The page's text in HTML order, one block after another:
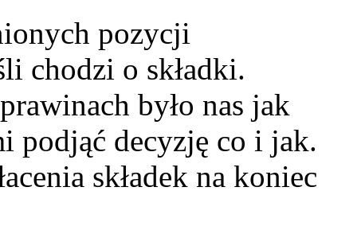
pozycji
chodzi o składki.
było nas jak
podjąć decyzję co i jak.
składek na koniec